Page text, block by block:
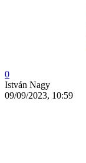
0
István Nagy
09/09/2023, 10:59